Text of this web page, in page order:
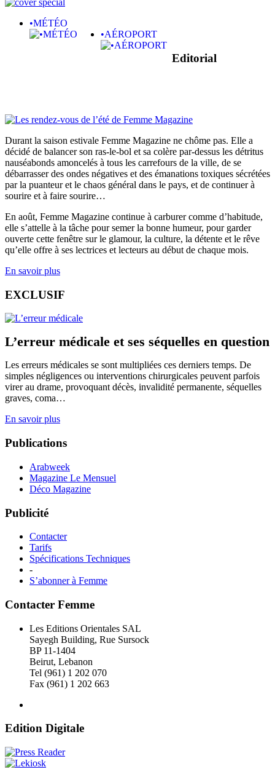
•MÉTÉO
•AÉROPORT
Editorial
Durant la saison estivale Femme Magazine ne chôme pas. Elle a
décidé de balancer son ras-le-bol et sa colère par-dessus les détritus
nauséabonds amoncelés à tous les carrefours de la ville, de se
débarrasser des ondes négatives et des émanations toxiques sécrétées
par la puanteur et le chaos général dans le pays, et de continuer à
sourire et à faire sourire…
En août, Femme Magazine continue à carburer comme d’habitude,
elle s’attelle à la tâche pour semer la bonne humeur, pour garder
ouverte cette fenêtre sur le glamour, la culture, la détente et le rêve
qu’elle offre à ses lectrices et lecteurs au début de chaque mois.
En savoir plus
EXCLUSIF
L’erreur médicale et ses séquelles en question
Les erreurs médicales se sont multipliées ces derniers temps. De
simples négligences ou interventions chirurgicales peuvent parfois
virer au drame, provoquant décès, invalidité permanente, séquelles
graves, coma…
En savoir plus
Publications
Arabweek
Magazine Le Mensuel
Déco Magazine
Publicité
Contacter
Tarifs
Spécifications Techniques
-
S’abonner à Femme
Contacter Femme
Les Editions Orientales SAL
Sayegh Building, Rue Sursock
BP 11-1404
Beirut, Lebanon
Tel (961) 1 202 070
Fax (961) 1 202 663
Edition Digitale